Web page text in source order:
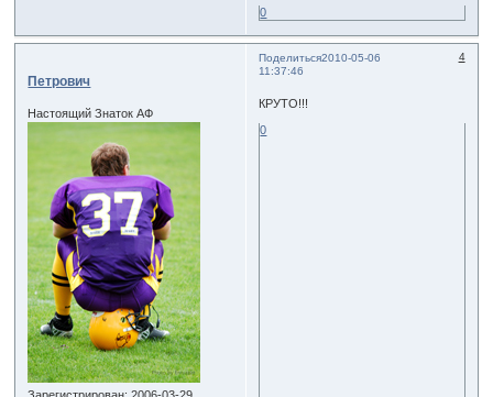
0
Поделиться 4
2010-05-06
11:37:46
Петрович
Настоящий Знаток АФ
КРУТО!!!
0